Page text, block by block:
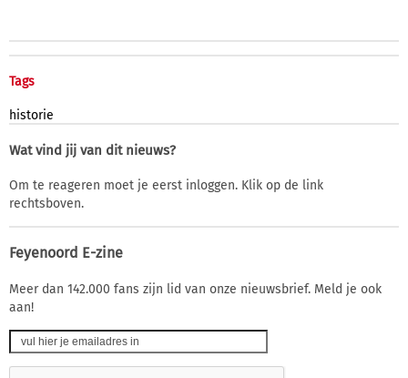
Tags
historie
Wat vind jij van dit nieuws?
Om te reageren moet je eerst inloggen. Klik op de link
rechtsboven.
Feyenoord E-zine
Meer dan 142.000 fans zijn lid van onze nieuwsbrief. Meld je ook
aan!